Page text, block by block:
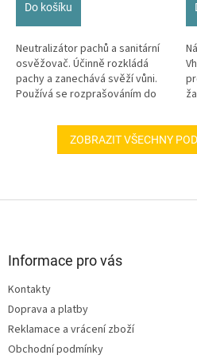
Do košíku
Neutralizátor pachů a sanitární
osvěžovač. Účinně rozkládá
pachy a zanechává svěží vůni.
Používá se rozprašováním do
ZOBRAZIT VŠECHNY
Informace pro vás
Kontakty
Doprava a platby
Reklamace a vrácení zboží
Obchodní podmínky